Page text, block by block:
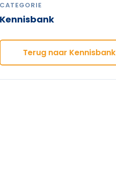
CATEGORIE
Kennisbank
Terug naar Kennisbank